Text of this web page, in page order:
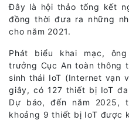
Đây là hội thảo tổng kết
đồng thời đưa ra những
cho năm 2021.
Phát biểu khai mạc,
trưởng Cục An toàn thông
sinh thái IoT (Internet vạn
giây, có 127 thiết bị IoT
Dự báo, đến năm 2025,
khoảng 9 thiết bị IoT được